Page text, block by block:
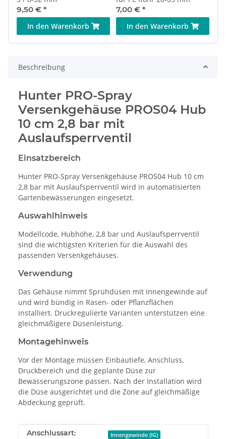
9,50 € *
In den Warenkorb
7,00 € *
In den Warenkorb
Beschreibung
Hunter PRO-Spray
Versenkgehäuse PROS04 Hub
10 cm 2,8 bar mit
Auslaufsperrventil
Einsatzbereich
Hunter PRO-Spray Versenkgehäuse PROS04 Hub 10 cm
2,8 bar mit Auslaufsperrventil wird in automatisierten
Gartenbewässerungen eingesetzt.
Auswahlhinweis
Modellcode, Hubhöhe, 2,8 bar und Auslaufsperrventil
sind die wichtigsten Kriterien für die Auswahl des
passenden Versenkgehäuses.
Verwendung
Das Gehäuse nimmt Sprühdüsen mit Innengewinde auf
und wird bündig in Rasen- oder Pflanzflächen
installiert. Druckregulierte Varianten unterstützen eine
gleichmäßigere Düsenleistung.
Montagehinweis
Vor der Montage müssen Einbautiefe, Anschluss,
Druckbereich und die geplante Düse zur
Bewässerungszone passen. Nach der Installation wird
die Düse ausgerichtet und die Zone auf gleichmäßige
Abdeckung geprüft.
Produkteigenschaft
Wert
Anschlussart: Innengewinde (IG)